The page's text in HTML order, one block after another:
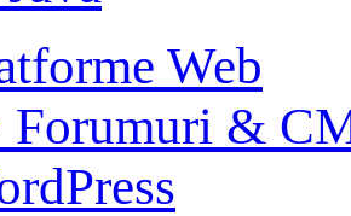
Web
&